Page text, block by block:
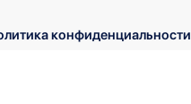
конфиденциальности